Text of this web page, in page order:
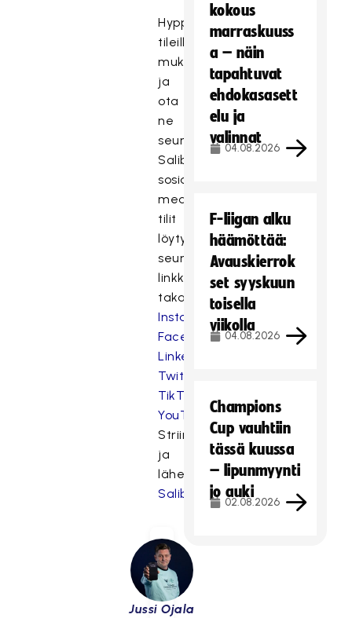
Hyppää
tileille
mukaan
ja
ota
ne
seurantaan.
Salibandyliiton
sosiaalisen
median
tilit
löytyvät
seuraavien
linkkien
takaa:
Instagram,
Facebook,
LinkedIn,
Twitter,
TikTok,
YouTube.
Striimit
ja
lähetykset
SalibandyTV:stä.
Jussi Ojala
kokous
marraskuuss
a – näin
tapahtuvat
ehdokasasett
elu ja
valinnat
04.08.2026
F-liigan alku
häämöttää:
Avauskierrok
set syyskuun
toisella
viikolla
04.08.2026
Champions
Cup vauhtiin
tässä kuussa
– lipunmyynti
jo auki
02.08.2026